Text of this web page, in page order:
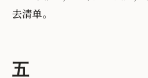
去清单。
五